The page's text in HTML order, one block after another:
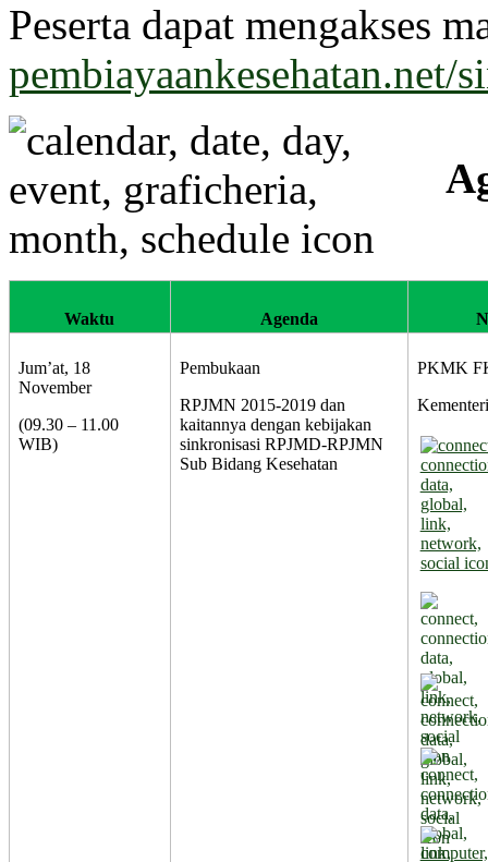
Peserta dapat mengakses
pembiayaankesehatan.net/
Waktu Agenda
Jum’at, 18
November
(09.30 – 11.00
WIB)
Pembukaan
RPJMN 2015-2019 dan
kaitannya dengan kebijakan
sinkronisasi RPJMD-RPJMN
Sub Bidang Kesehatan
PKMK